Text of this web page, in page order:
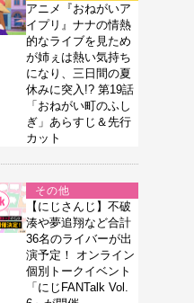
アニメ『おねがいア
イプリ』ナナの情熱
的なライブを見ため
が姉ぇは熱い気持ち
になり、三日間の夏
休みに突入!? 第19話
「おねがい町のふし
ぎ」あらすじ＆先行
カット
その他
【にじさんじ】不破
湊や夢追翔など合計
36名のライバーが出
演予定！ オンライン
個別トークイベント
「にじFANTalk Vol.